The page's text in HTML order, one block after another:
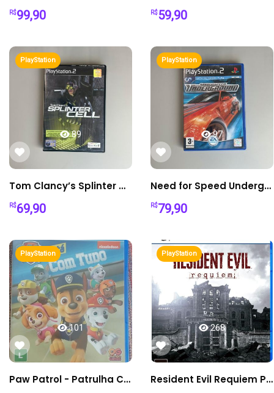
R$99,90 R$59,90
89
PlayStation
Tom Clancy’s Splinter Cell PS2 - Mídia Física
R$69,90
97
PlayStation
Need for Speed Underground PS2 - Mídia Física
R$79,90
101
PlayStation
Paw Patrol - Patrulha Canina Está Com Tudo (PS4)
268
PlayStation
Resident Evil Requiem PS5 Mídia Física